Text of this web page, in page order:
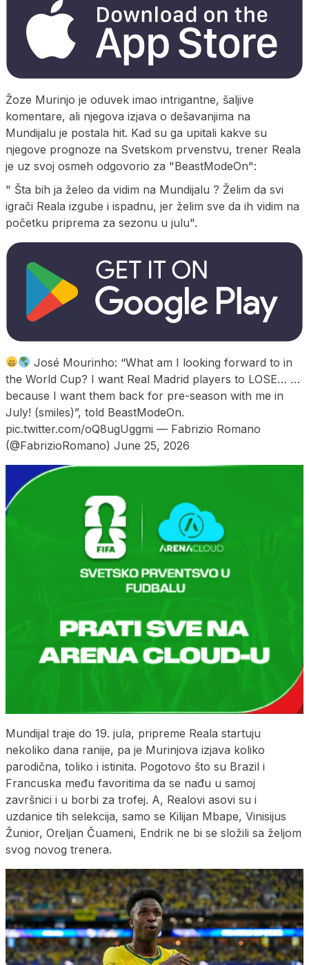
Žoze Murinjo je oduvek imao intrigantne, šaljive
komentare, ali njegova izjava o dešavanjima na
Mundijalu je postala hit. Kad su ga upitali kakve su
njegove prognoze na Svetskom prvenstvu, trener Reala
je uz svoj osmeh odgovorio za "BeastModeOn":
" Šta bih ja želeo da vidim na Mundijalu ? Želim da svi
igrači Reala izgube i ispadnu, jer želim sve da ih vidim na
početku priprema za sezonu u julu".
José Mourinho: “What am I looking forward to in
the World Cup? I want Real Madrid players to LOSE… …
because I want them back for pre-season with me in
July! (smiles)”, told BeastModeOn.
pic.twitter.com/oQ8ugUggmi — Fabrizio Romano
(@FabrizioRomano) June 25, 2026
Mundijal traje do 19. jula, pripreme Reala startuju
nekoliko dana ranije, pa je Murinjova izjava koliko
parodična, toliko i istinita. Pogotovo što su Brazil i
Francuska među favoritima da se nađu u samoj
završnici i u borbi za trofej. A, Realovi asovi su i
uzdanice tih selekcija, samo se Kilijan Mbape, Vinisijus
Žunior, Oreljan Čuameni, Endrik ne bi se složili sa željom
svog novog trenera.